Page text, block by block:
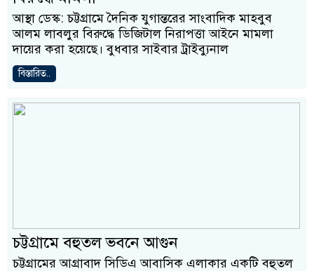
আস্থা ডেস্ক: চট্টগ্রামে দৈনিক যুগান্তরের সাংবাদিক মাহবুব
আলম লাবলুর বিরুদ্ধে ডিজিটাল নিরাপত্তা আইনে মামলা
দায়ের করা হয়েছে। বুধবার সাইবার ট্রাইব্যুনাল
বিস্তারিত..
চট্টগ্রামে বহুতল ভবনে আগুন
চট্টগ্রামের আগ্রাবাদ সিডিএ আবাসিক এলাকার একটি বহুতল